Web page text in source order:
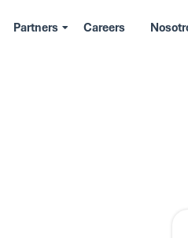
Partners Careers